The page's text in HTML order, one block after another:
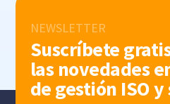
NEWSLETTER
Suscríbete
las novedades
de gestión ISO